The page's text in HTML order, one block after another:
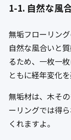
1-1. 自然な風
無垢フローリン
自然な風合いと
るため、一枚一
ともに経年変化
無垢材は、木そ
ーリングでは得
くれますよ。